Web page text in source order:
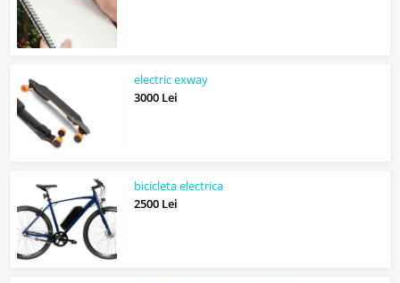
electric exway
3000 Lei
bicicleta electrica
2500 Lei